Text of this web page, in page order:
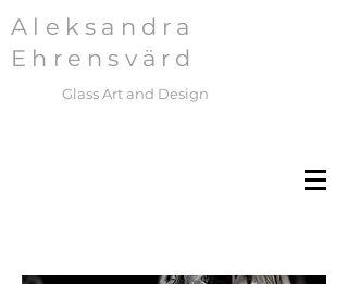
Aleksandra
Ehrensvärd
Glass Art and Design